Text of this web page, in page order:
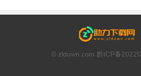
© zldown.com 黔ICP备